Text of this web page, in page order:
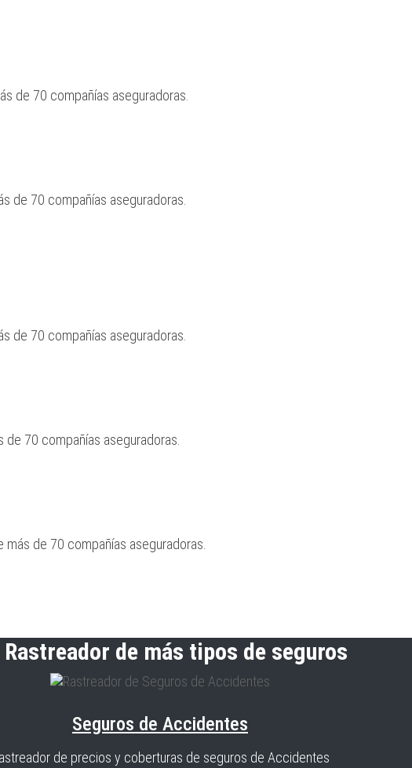
de 70 compañías aseguradoras.
de 70 compañías aseguradoras.
de 70 compañías aseguradoras.
70 compañías aseguradoras.
de 70 compañías aseguradoras.
Rastreador de más tipos de seguros
Seguros de Accidentes
de precios y coberturas de seguros de Accidentes